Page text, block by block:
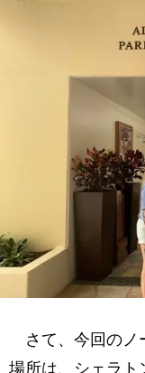
さて、今回の
場所は、シェラト